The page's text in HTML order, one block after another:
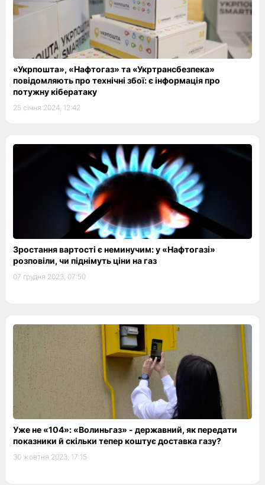
«Укрпошта», «Нафтогаз» та «Укртрансбезпека»
повідомляють про технічні збої: є інформація про
потужну кібератаку
25 січня 2024, 12:42
Зростання вартості є неминучим: у «Нафтогазі»
розповіли, чи піднімуть ціни на газ
07 грудня 2023, 07:50
Уже не «104»: «Волиньгаз» - державний, як передати
показники й скільки тепер коштує доставка газу?
30 жовтня 2023, 17:15